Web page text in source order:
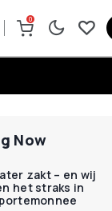
0
Now
zakt – en wij
het straks in